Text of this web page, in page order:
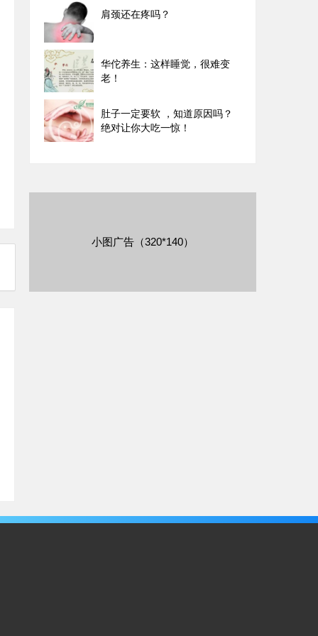
肩颈还在疼吗？
华佗养生：这样睡觉，很难变
老！
肚子一定要软 ，知道原因吗？
绝对让你大吃一惊！
小图广告（320*140）